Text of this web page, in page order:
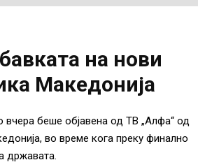
на нови
Македонија
вчера беше објавена од ТВ „Алфа“ од
во време кога преку финално
државата.